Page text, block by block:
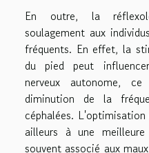
En outre, la
soulagement aux
fréquents. En effet, la
du pied peut
nerveux autonome,
diminution de la
céphalées.
ailleurs à une
souvent associé aux